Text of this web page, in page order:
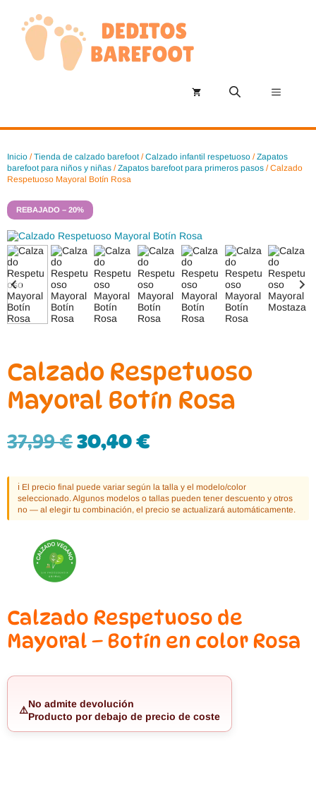
contenido
Menú
Inicio /Tienda de calzado barefoot/Calzado infantil respetuoso /Zapatos
barefoot para niños y niñas /Zapatos barefoot para primeros pasos / Calzado
Respetuoso Mayoral Botín Rosa
REBAJADO – 20%
Calzado Respetuoso
Mayoral Botín Rosa
37,99€30,40€
ℹ️ El precio final puede variar según la talla y el modelo/color
seleccionado. Algunos modelos o tallas pueden tener descuento y otros
no — al elegir tu combinación, el precio se actualizará automáticamente.
Calzado Respetuoso de
Mayoral – Botín en color Rosa
⚠️
No admite devolución
Producto por debajo de precio de coste